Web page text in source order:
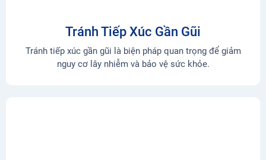
Tránh Tiếp Xúc Gần Gũi
Tránh tiếp xúc gần gũi là biện pháp quan trọng để giảm
nguy cơ lây nhiễm và bảo vệ sức khỏe.